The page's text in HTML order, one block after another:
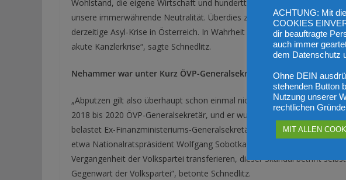
Wohlstand, die eigene Wirtschaft und hunderttausende eigene
unsere immerwährende Neutralität. Überdies zeichnen er und sein
derzeitige Asyl-Krise in Österreich. In Wahrheit haben wir in Österreich
akute Kanzlerkrise“, sagte Schnedlitz.
Nehammer war unter Kurz ÖVP-Generalsekretär
„Abputzen gilt also überhaupt schon einmal nicht. Immerhin war
2018 bis 2020 ÖVP-Generalsekretär, und er wurde von Kurz zum
belastet Ex-Finanzministeriums-Generalsekretär Thomas Schmid
etwa Nationalratspräsident Wolfgang Sobotka. Nehammer kann diese
Vergangenheit der Volkspartei transferieren, dieser Skandal betrifft
Gegenwart der Volkspartei“, betonte Schnedlitz.
ACHTUNG: Mit
COOKIES
dir beauftragte
auch immer
dem Datenschutz
Ohne DEIN
stehenden Button
Nutzung unserer
rechtlichen
MIT ALLEN